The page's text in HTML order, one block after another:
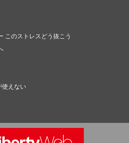
このストレスどう抜こう
使えない